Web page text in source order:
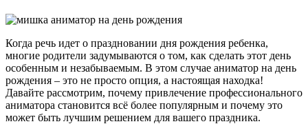
Когда речь идет о праздновании дня рождения ребенка,
многие родители задумываются о том, как сделать этот день
особенным и незабываемым. В этом случае аниматор на день
рождения – это не просто опция, а настоящая находка!
Давайте рассмотрим, почему привлечение профессионального
аниматора становится всё более популярным и почему это
может быть лучшим решением для вашего праздника.